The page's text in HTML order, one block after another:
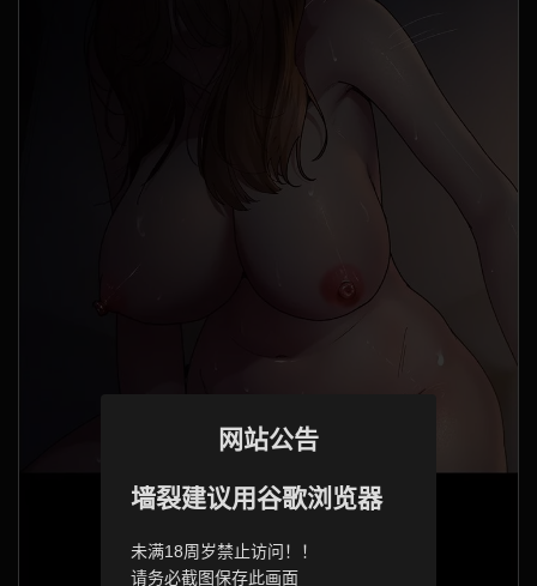
网站公告
墙裂建议用谷歌浏览器
未满18周岁禁止访问！！
请务必截图保存此画面